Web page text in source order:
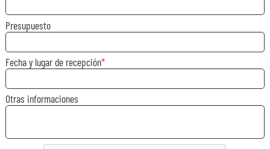
Presupuesto
Fecha y lugar de recepción
Otras informaciones